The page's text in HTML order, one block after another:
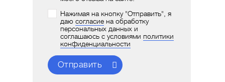
Нажимая на кнопку "Отправить", я
даю согласиена обработку
персональных данных и
соглашаюсь с условиями политики
конфиденциальности
Отправить